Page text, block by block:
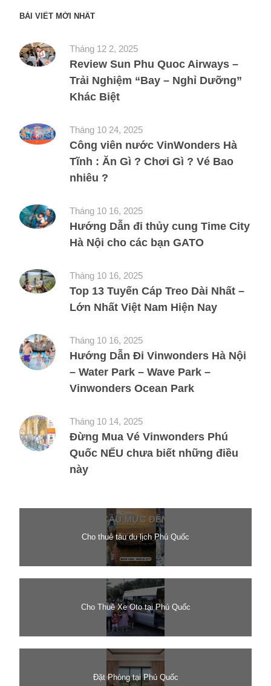
BÀI VIẾT MỚI NHẤT
Tháng 12 2, 2025
Review Sun Phu Quoc Airways –
Trải Nghiệm “Bay – Nghỉ Dưỡng”
Khác Biệt
Tháng 10 24, 2025
Công viên nước VinWonders Hà
Tĩnh : Ăn Gì ? Chơi Gì ? Vé Bao
nhiêu ?
Tháng 10 16, 2025
Hướng Dẫn đi thủy cung Time City
Hà Nội cho các bạn GATO
Tháng 10 16, 2025
Top 13 Tuyến Cáp Treo Dài Nhất –
Lớn Nhất Việt Nam Hiện Nay
Tháng 10 16, 2025
Hướng Dẫn Đi Vinwonders Hà Nội
– Water Park – Wave Park –
Vinwonders Ocean Park
Tháng 10 14, 2025
Đừng Mua Vé Vinwonders Phú
Quốc NẾU chưa biết những điều
này
Cho thuê tàu du lịch Phú Quốc
Cho Thuê Xe Oto tại Phú Quốc
Đặt Phòng tại Phú Quốc